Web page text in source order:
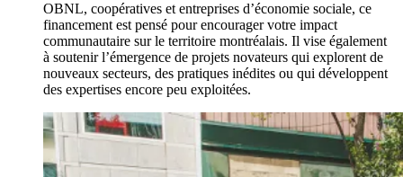
OBNL, coopératives et entreprises d’économie sociale, ce
financement est pensé pour encourager votre impact
communautaire sur le territoire montréalais. Il vise également
à soutenir l’émergence de projets novateurs qui explorent de
nouveaux secteurs, des pratiques inédites ou qui développent
des expertises encore peu exploitées.